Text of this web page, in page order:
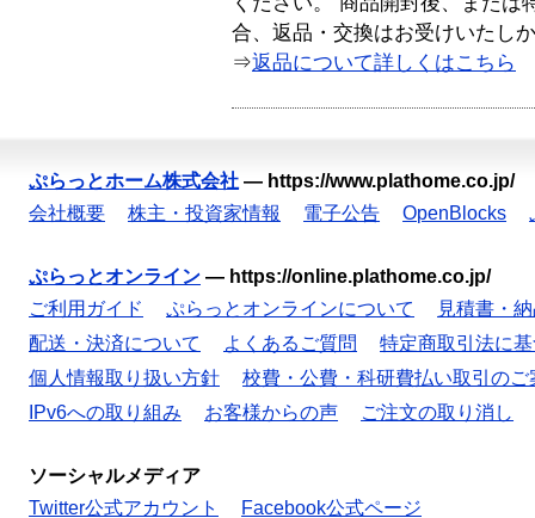
合、返品・交換はお受けいたし
⇒返品について詳しくはこちら
ぷらっとホーム株式会社 — https://www.plathome.co.jp/
会社概要
株主・投資家情報 電子公告 OpenBlocks
ぷらっとオンライン — https://online.plathome.co.jp/
ご利用ガイド
ぷらっとオンラインについて
見積書・
配送・決済について
よくあるご質問
特定商取引法に
個人情報取り扱い方針
校費・公費・科研費払い取引のご
IPv6への取り組み
お客様からの声 ご注文の取り消し
ソーシャルメディア
Twitter公式アカウント
Facebook公式ページ